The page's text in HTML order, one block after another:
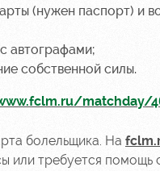
(нужен паспорт) и
автографами;
собственной силы.
matchday/
болельщика. На
или требуется